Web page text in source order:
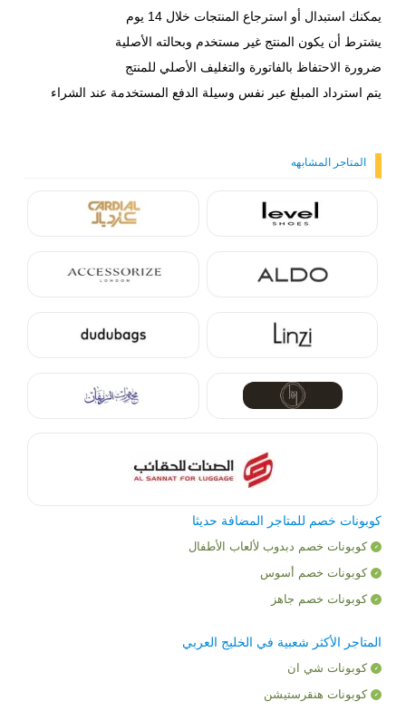
يمكنك استبدال أو استرجاع المنتجات خلال 14 يوم
يشترط أن يكون المنتج غير مستخدم وبحالته الأصلية
ضرورة الاحتفاظ بالفاتورة والتغليف الأصلي للمنتج
يتم استرداد المبلغ عبر نفس وسيلة الدفع المستخدمة عند الشراء
المتاجر المشابهه
كوبونات خصم للمتاجر المضافة حديثا
كوبونات خصم دبدوب لألعاب الأطفال
كوبونات خصم أسوس
كوبونات خصم جاهز
المتاجر الأكثر شعبية في الخليج العربي
كوبونات شي ان
كوبونات هنقرستيشن